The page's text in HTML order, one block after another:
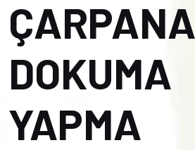
ÇARPANA
DOKUMA
YAPMA